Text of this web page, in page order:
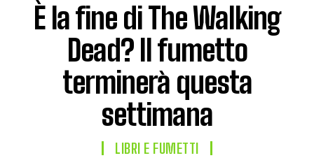
È la fine di The Walking
Dead? Il fumetto
terminerà questa
settimana
LIBRI E FUMETTI